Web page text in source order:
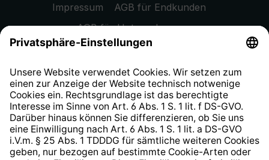
Impressum
AGB für Endkunden
AGB für Unternehmen
Datenschutzhinweis
Widerrufsrecht
Hinweisgeberschutzsystem
Barrierefreiheit